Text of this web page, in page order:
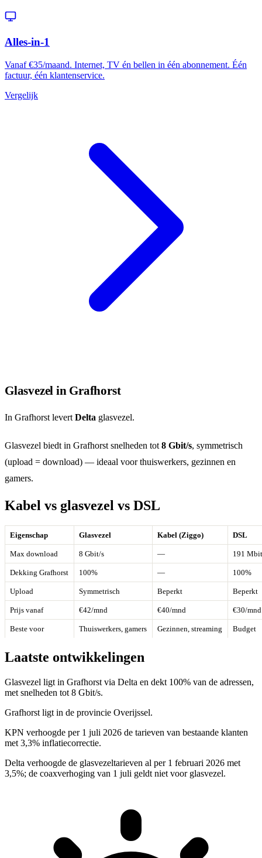
Alles-in-1
Vanaf €35/maand. Internet, TV én bellen in één abonnement. Één
factuur, één klantenservice.
Vergelijk
Glasvezel in Grafhorst
In Grafhorst levert Delta glasvezel.
Glasvezel biedt in Grafhorst snelheden tot 8 Gbit/s, symmetrisch
(upload = download) — ideaal voor thuiswerkers, gezinnen en
gamers.
Kabel vs glasvezel vs DSL
Eigenschap Glasvezel Kabel (Ziggo) DSL
Max download 8 Gbit/s — 191
Dekking Grafhorst 100% — 100%
Upload Symmetrisch Beperkt Beperkt
Prijs vanaf €42/mnd €40/mnd €30/mnd
Beste voor Thuiswerkers, gamers Gezinnen, streaming Budget
Laatste ontwikkelingen
Glasvezel ligt in Grafhorst via Delta en dekt 100% van de adressen,
met snelheden tot 8 Gbit/s.
Grafhorst ligt in de provincie Overijssel.
KPN verhoogde per 1 juli 2026 de tarieven van bestaande klanten
met 3,3% inflatiecorrectie.
Delta verhoogde de glasvezeltarieven al per 1 februari 2026 met
3,5%; de coaxverhoging van 1 juli geldt niet voor glasvezel.